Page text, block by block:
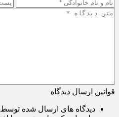
قوانین ارسال دیدگاه
دیدگاه های ارسال شده